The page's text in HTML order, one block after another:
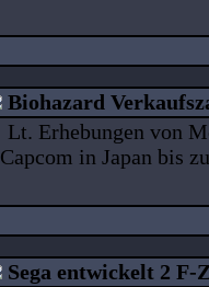
Biohazard
Lt. Erhebungen von
Capcom in Japan bis
Sega entwickelt 2 F-